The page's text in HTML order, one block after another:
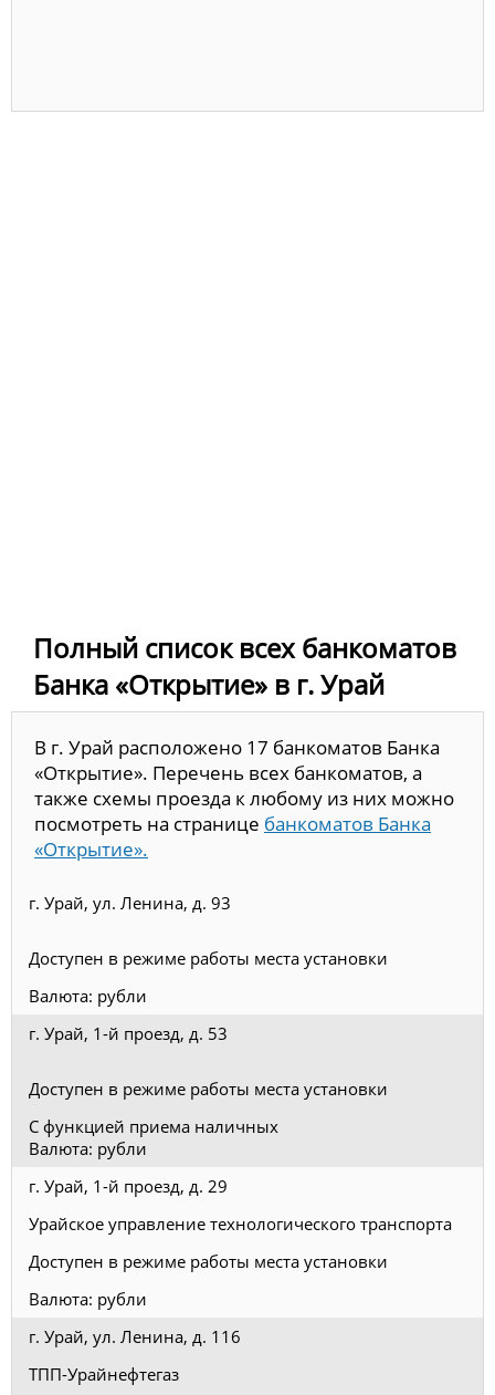
Полный список всех банкоматов
Банка «Открытие» в г. Урай
В г. Урай расположено 17 банкоматов Банка
«Открытие». Перечень всех банкоматов, а
также схемы проезда к любому из них можно
посмотреть на странице банкоматов Банка
«Открытие».
г. Урай, ул. Ленина, д. 93
Доступен в режиме работы места установки
Валюта: рубли
г. Урай, 1-й проезд, д. 53
Доступен в режиме работы места установки
С функцией приема наличных
Валюта: рубли
г. Урай, 1-й проезд, д. 29
Урайское управление технологического транспорта
Доступен в режиме работы места установки
Валюта: рубли
г. Урай, ул. Ленина, д. 116
ТПП-Урайнефтегаз